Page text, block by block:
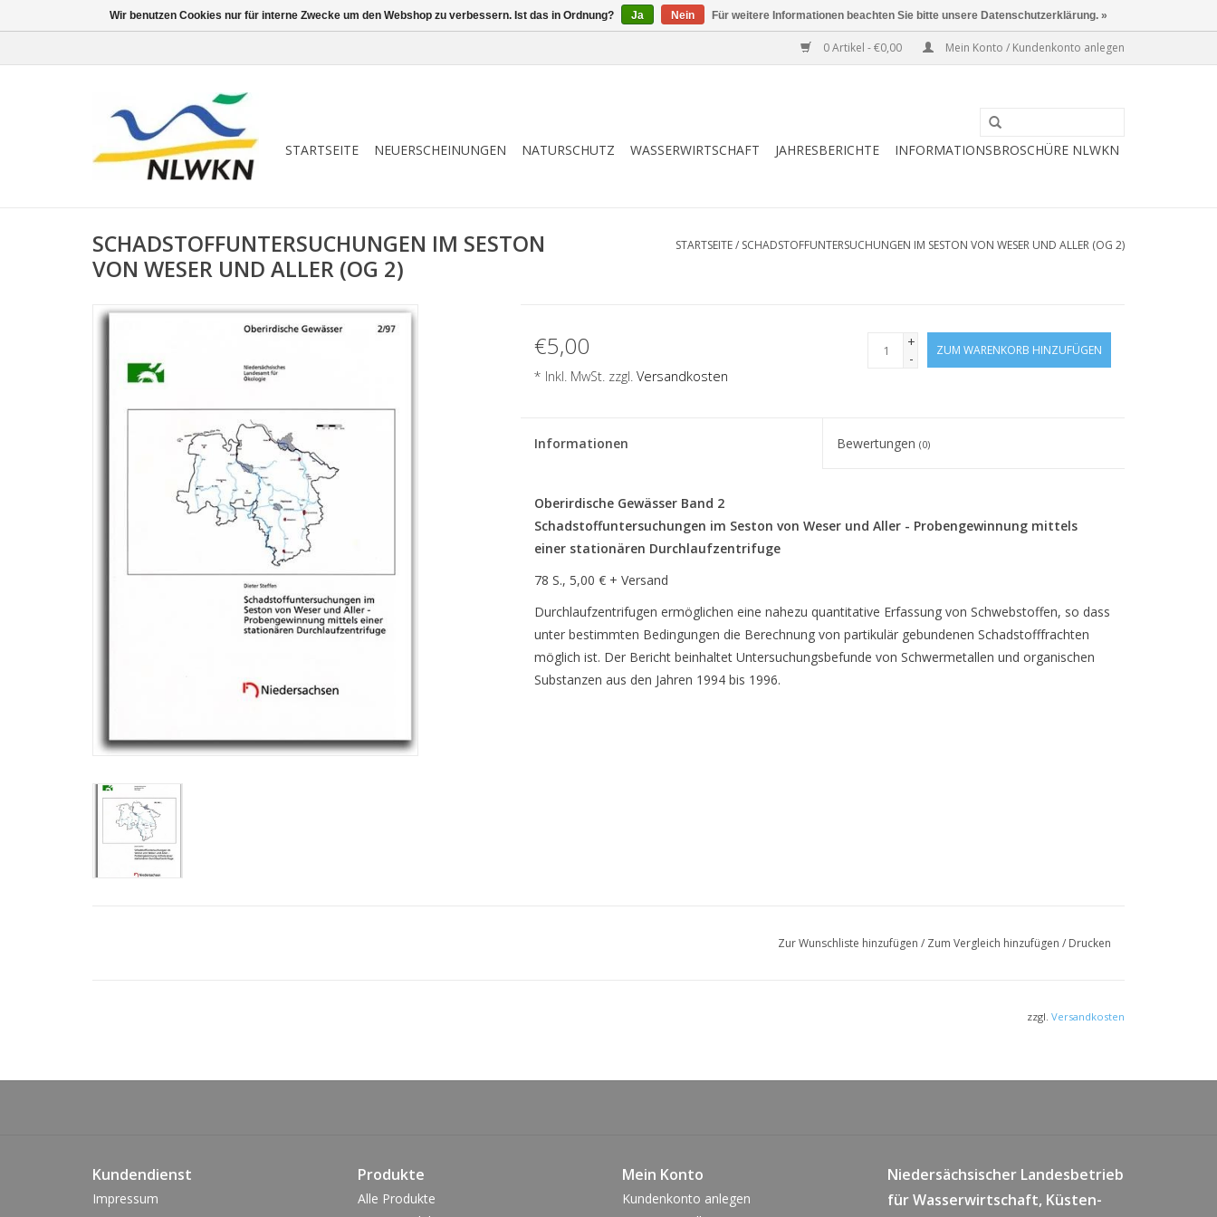
0 Artikel - €0,00 Mein Konto / Kundenkonto anlegen
STARTSEITE NEUERSCHEINUNGEN NATURSCHUTZ WASSERWIRTSCHAFT JAHRESBERICHTE INFORMATIONSBROSCHÜRE NLWKN
SCHADSTOFFUNTERSUCHUNGEN IM SESTON
VON WESER UND ALLER (OG 2)
STARTSEITE/ SCHADSTOFFUNTERSUCHUNGEN IM SESTON VON WESER UND ALLER (OG 2)
€5,00
* Inkl. MwSt. zzgl. Versandkosten
+
-
ZUM WARENKORB HINZUFÜGEN
Informationen Bewertungen(0)
Oberirdische Gewässer Band 2
Schadstoffuntersuchungen im Seston von Weser und Aller - Probengewinnung mittels
einer stationären Durchlaufzentrifuge
78 S., 5,00 € + Versand
Durchlaufzentrifugen ermöglichen eine nahezu quantitative Erfassung von Schwebstoffen, so dass
unter bestimmten Bedingungen die Berechnung von partikulär gebundenen Schadstofffrachten
möglich ist. Der Bericht beinhaltet Untersuchungsbefunde von Schwermetallen und organischen
Substanzen aus den Jahren 1994 bis 1996.
Zur Wunschliste hinzufügen / Zum Vergleich hinzufügen / Drucken
zzgl. Versandkosten
Kundendienst
Impressum
Produkte
Alle Produkte
Mein Konto
Kundenkonto anlegen
Niedersächsischer Landesbetrieb
für Wasserwirtschaft, Küsten-
Wir benutzen Cookies nur für interne Zwecke um den Webshop zu verbessern. Ist das in Ordnung? Ja Nein Für weitere Informationen beachten Sie bitte unsere Datenschutzerklärung. »